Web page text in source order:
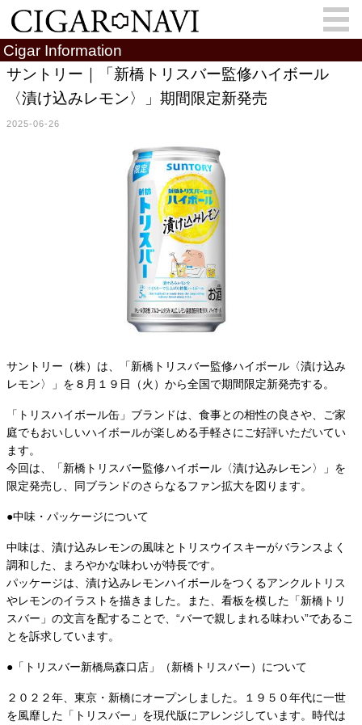
会員登録 お問い合わせ サインイン
Cigar Column
葉巻人
Cigar Map
Cigar Information
サントリー｜「新橋トリスバー監修ハイボール
〈漬け込みレモン〉」期間限定新発売
2025-06-26
サントリー（株）は、「新橋トリスバー監修ハイボール〈漬け込み
レモン〉」を８月１９日（火）から全国で期間限定新発売する。
「トリスハイボール缶」ブランドは、食事との相性の良さや、ご家
庭でもおいしいハイボールが楽しめる手軽さにご好評いただいてい
ます。
今回は、「新橋トリスバー監修ハイボール〈漬け込みレモン〉」を
限定発売し、同ブランドのさらなるファン拡大を図ります。
●中味・パッケージについて
中味は、漬け込みレモンの風味とトリスウイスキーがバランスよく
調和した、まろやかな味わいが特長です。
パッケージは、漬け込みレモンハイボールをつくるアンクルトリス
やレモンのイラストを描きました。また、看板を模した「新橋トリ
スバー」の文言を配することで、“バーで親しまれる味わい”であるこ
とを訴求しています。
●「トリスバー新橋烏森口店」（新橋トリスバー）について
２０２２年、東京・新橋にオープンしました。１９５０年代に一世
を風靡した「トリスバー」を現代版にアレンジしています。時代は